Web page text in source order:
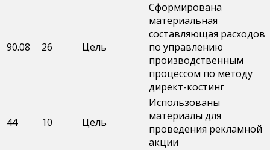
90.08 26 Цель
Сформирована
материальная
составляющая расходов
по управлению
производственным
процессом по методу
директ-костинг
44 10 Цель
Использованы
материалы для
проведения рекламной
акции